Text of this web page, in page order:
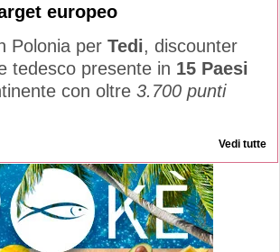
europeo
Polonia per Tedi, discounter
tedesco presente in 15 Paesi
con oltre 3.700 punti
Vedi tutte